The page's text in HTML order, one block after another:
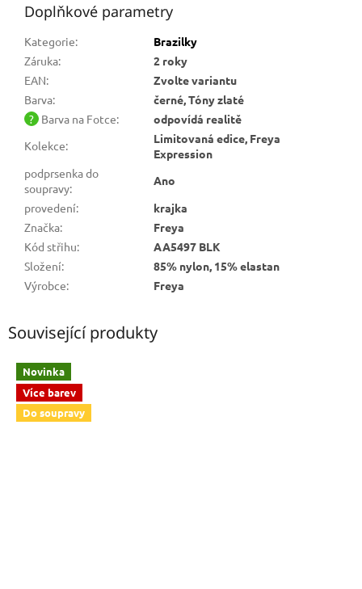
Doplňkové parametry
Kategorie:
Brazilky
Záruka:
2 roky
EAN:
Zvolte variantu
Barva:
černé, Tóny zlaté
? Barva na Fotce:
odpovídá realitě
Kolekce:
Limitovaná edice, Freya
Expression
podprsenka do
soupravy:
Ano
provedení:
krajka
Značka:
Freya
Kód střihu:
AA5497 BLK
Složení:
85% nylon, 15% elastan
Výrobce: Freya
Související produkty
Novinka
Více barev
Do soupravy